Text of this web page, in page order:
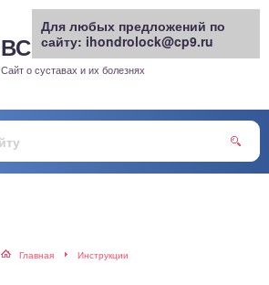
ВСЕ О СУСТАВАХ.РУ
Сайт о суставах и их болезнях
Главная Инструкции
Для любых предложений по
сайту: ihondrolock@cp9.ru